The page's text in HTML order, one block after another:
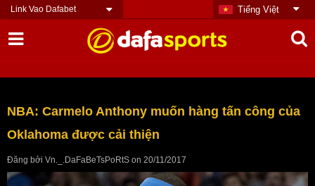
Link Vao Dafabet Tiếng Việt
NBA: Carmelo Anthony muốn hàng tấn công của
Oklahoma được cải thiện
Đăng bởi Vn._.DaFaBeTsPoRtS on 20/11/2017